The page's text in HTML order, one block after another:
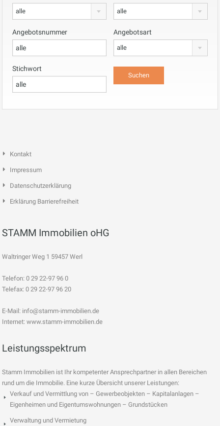
alle alle
Angebotsnummer Angebotsart
alle
Stichwort
Kontakt
Impressum
Datenschutzerklärung
Erklärung Barrierefreiheit
STAMM Immobilien oHG
Waltringer Weg 1 59457 Werl
Telefon: 0 29 22-97 96 0
Telefax: 0 29 22-97 96 20
E-Mail: info@stamm-immobilien.de
Internet: www.stamm-immobilien.de
Leistungsspektrum
Stamm Immobilien ist Ihr kompetenter Ansprechpartner in allen Bereichen
rund um die Immobilie. Eine kurze Übersicht unserer Leistungen:
Verkauf und Vermittlung von – Gewerbeobjekten – Kapitalanlagen –
Eigenheimen und Eigentumswohnungen – Grundstücken
Verwaltung und Vermietung